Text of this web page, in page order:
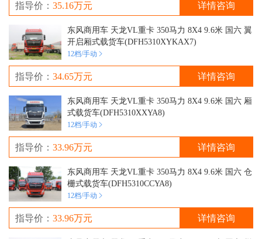
指导价： 35.16万元 详情咨询
东风商用车 天龙VL重卡 350马力 8X4 9.6米 国六 翼
开启厢式载货车(DFH5310XYKAX7)
12档/手动
指导价： 34.65万元 详情咨询
东风商用车 天龙VL重卡 350马力 8X4 9.6米 国六 厢
式载货车(DFH5310XXYA8)
12档/手动
指导价： 33.96万元 详情咨询
东风商用车 天龙VL重卡 350马力 8X4 9.6米 国六 仓
栅式载货车(DFH5310CCYA8)
12档/手动
指导价： 33.96万元 详情咨询